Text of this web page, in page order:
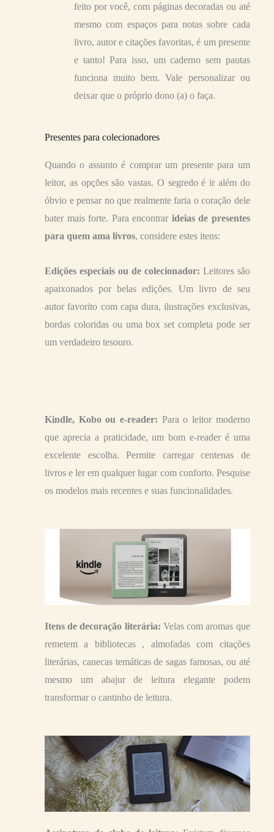
feito por você, com páginas decoradas ou até
mesmo com espaços para notas sobre cada
livro, autor e citações favoritas, é um presente
e tanto! Para isso, um caderno sem pautas
funciona muito bem. Vale personalizar ou
deixar que o próprio dono (a) o faça.
Presentes para colecionadores
Quando o assunto é comprar um presente para um
leitor, as opções são vastas. O segredo é ir além do
óbvio e pensar no que realmente faria o coração dele
bater mais forte. Para encontrar ideias de presentes
para quem ama livros, considere estes itens:
Edições especiais ou de colecionador: Leitores são
apaixonados por belas edições. Um livro de seu
autor favorito com capa dura, ilustrações exclusivas,
bordas coloridas ou uma box set completa pode ser
um verdadeiro tesouro.
Kindle, Kobo ou e-reader: Para o leitor moderno
que aprecia a praticidade, um bom e-reader é uma
excelente escolha. Permite carregar centenas de
livros e ler em qualquer lugar com conforto. Pesquise
os modelos mais recentes e suas funcionalidades.
Itens de decoração literária: Velas com aromas que
remetem a bibliotecas , almofadas com citações
literárias, canecas temáticas de sagas famosas, ou até
mesmo um abajur de leitura elegante podem
transformar o cantinho de leitura.